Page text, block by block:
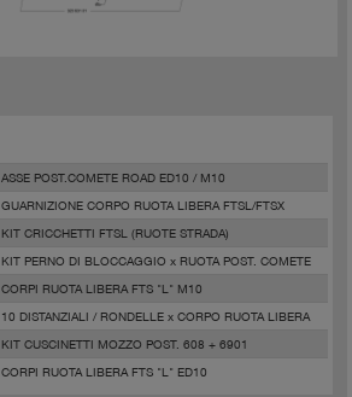
ASSE POST.COMETE ROAD ED10 / M10
GUARNIZIONE CORPO RUOTA LIBERA FTSL/FTSX
KIT CRICCHETTI FTSL (RUOTE STRADA)
KIT PERNO DI BLOCCAGGIO x RUOTA POST. COMETE
CORPI RUOTA LIBERA FTS "L" M10
10 DISTANZIALI / RONDELLE x CORPO RUOTA LIBERA
KIT CUSCINETTI MOZZO POST. 608 + 6901
CORPI RUOTA LIBERA FTS "L" ED10